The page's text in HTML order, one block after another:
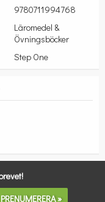
9780711994768
Läromedel &
Övningsböcker
Step One